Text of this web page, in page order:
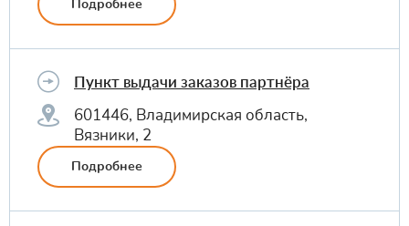
Подробнее
Пункт выдачи заказов партнёра
601446, Владимирская область,
Вязники, 2
Подробнее